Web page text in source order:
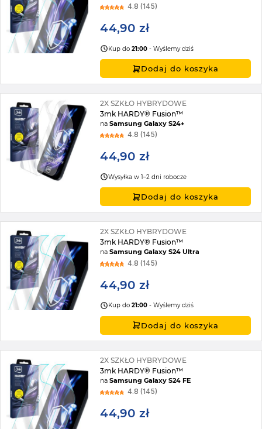
4.8 (145)
44,90 zł
Kup do21:00 - Wyślemy dziś
Dodaj do koszyka
2X SZKŁO HYBRYDOWE
3mk HARDY® Fusion™
naSamsung Galaxy S24+
4.8 (145)
44,90 zł
Wysyłka w 1–2 dni robocze
Dodaj do koszyka
2X SZKŁO HYBRYDOWE
3mk HARDY® Fusion™
naSamsung Galaxy S24 Ultra
4.8 (145)
44,90 zł
Kup do21:00 - Wyślemy dziś
Dodaj do koszyka
2X SZKŁO HYBRYDOWE
3mk HARDY® Fusion™
naSamsung Galaxy S24 FE
4.8 (145)
44,90 zł